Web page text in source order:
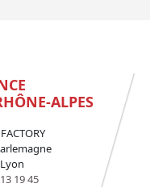
ALPES
19 45